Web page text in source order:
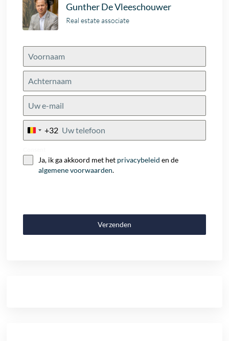
Gunther De Vleeschouwer
Real estate associate
Belgium
+32
Ja, ik ga akkoord met het privacybeleid en de
algemene voorwaarden.
Verzenden